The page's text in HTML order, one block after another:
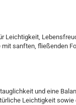
Leichtigkeit,
sanften, fließenden
und eine
Leichtigkeit sowie